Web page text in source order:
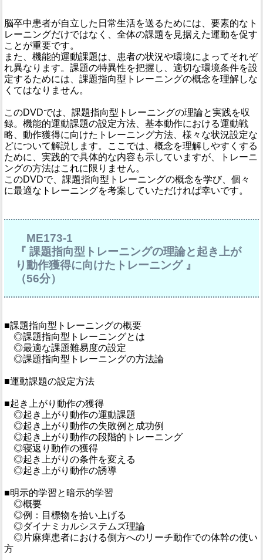
脳卒中患者が自立した日常生活を送るためには、要素的なト
レーニングだけではなく、全体の課題を見据えた運動を促す
ことが重要です。
また、機能的運動課題は、患者の状況や環境によってそれぞ
れ異なります。課題の特異性を把握し、適切な環境条件を設
定するためには、課題指向型トレーニングの概念を理解しな
くてはなりません。
このDVDでは、課題指向型トレーニングの理論と実践を収
録。機能的運動課題の設定方法、基本動作における運動戦
略、動作獲得に向けたトレーニング方法、様々な状況設定な
どについて解説します。ここでは、概念を理解しやすくする
ために、実践的で具体的な内容も示していますが、トレーニ
ングの方法はこれに限りません。
このDVDで、課題指向型トレーニングの概念を学び、個々
に最適なトレーニングを考案していただければ幸いです。
ME173-1
『 課題指向型トレーニングの理論と起き上が
り動作獲得に向けたトレーニング 』
（56分）
■課題指向型トレーニングの概要
◎課題指向型トレーニングとは
◎最適な課題難易度の設定
◎課題指向型トレーニングの方法論
■運動課題の設定方法
■起き上がり動作の獲得
◎起き上がり動作の運動課題
◎起き上がり動作の失敗例と成功例
◎起き上がり動作の段階的トレーニング
◎寝返り動作の獲得
◎起き上がりの条件を変える
◎起き上がり動作の誘導
■明示的学習と暗示的学習
◎概要
◎例：目標物を拾い上げる
◎ダイナミカルシステムズ理論
◎片麻痺患者における側方へのリーチ動作での体幹の使い
方